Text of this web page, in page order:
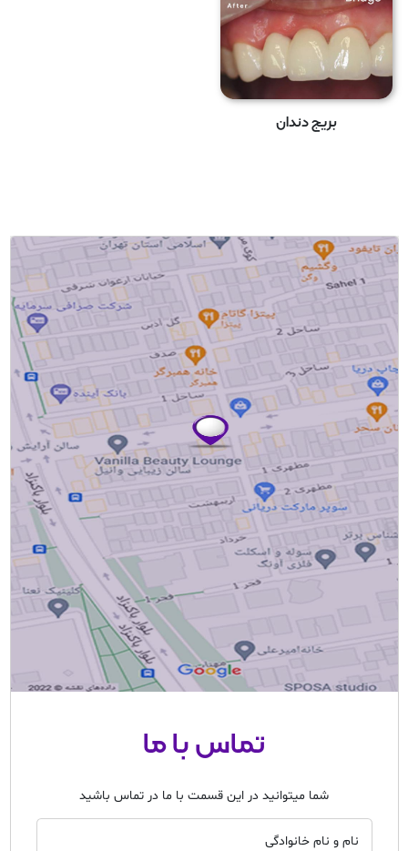
بریج دندان
تماس با ما
شما میتوانید در این قسمت با ما در تماس باشید
نام و نام خانوادگی